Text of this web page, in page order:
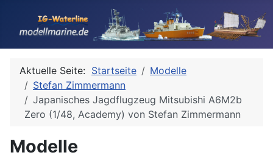
Aktuelle Seite: Startseite
Modelle
Stefan Zimmermann
Japanisches Jagdflugzeug Mitsubishi A6M2b
Zero (1/48, Academy) von Stefan Zimmermann
Modelle